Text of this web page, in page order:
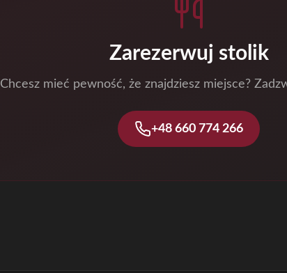
Zarezerwuj stolik
Chcesz mieć pewność, że znajdziesz miejsce?
+48 660 774 266